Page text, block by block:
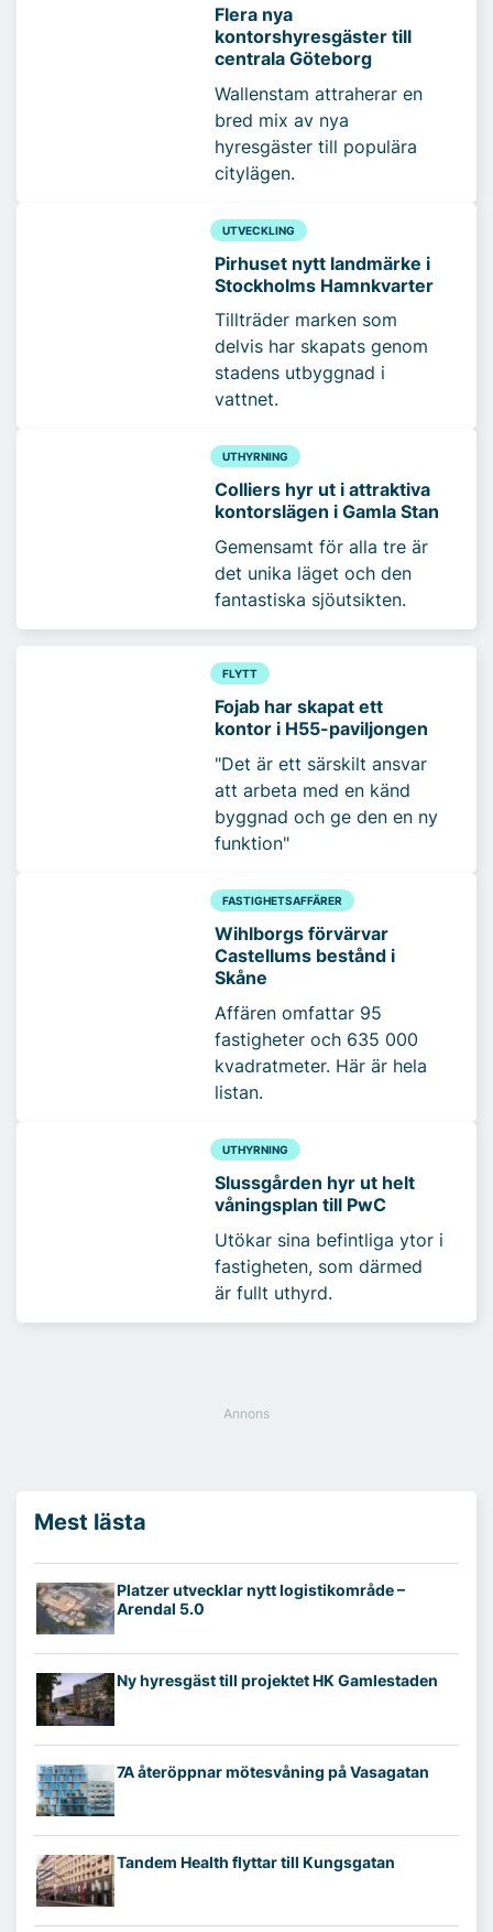
Flera nya
kontorshyresgäster till
centrala Göteborg
Wallenstam attraherar en
bred mix av nya
hyresgäster till populära
citylägen.
UTVECKLING
Pirhuset nytt landmärke i
Stockholms Hamnkvarter
Tillträder marken som
delvis har skapats genom
stadens utbyggnad i
vattnet.
UTHYRNING
Colliers hyr ut i attraktiva
kontorslägen i Gamla Stan
Gemensamt för alla tre är
det unika läget och den
fantastiska sjöutsikten.
FLYTT
Fojab har skapat ett
kontor i H55-paviljongen
"Det är ett särskilt ansvar
att arbeta med en känd
byggnad och ge den en ny
funktion"
FASTIGHETSAFFÄRER
Wihlborgs förvärvar
Castellums bestånd i
Skåne
Affären omfattar 95
fastigheter och 635 000
kvadratmeter. Här är hela
listan.
UTHYRNING
Slussgården hyr ut helt
våningsplan till PwC
Utökar sina befintliga ytor i
fastigheten, som därmed
är fullt uthyrd.
Mest lästa
Platzer utvecklar nytt logistikområde –
Arendal 5.0
Ny hyresgäst till projektet HK Gamlestaden
7A återöppnar mötesvåning på Vasagatan
Tandem Health flyttar till Kungsgatan